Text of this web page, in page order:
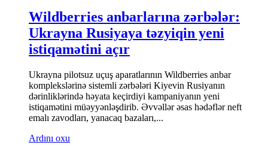
Wildberries anbarlarına zərbələr:
Ukrayna Rusiyaya təzyiqin yeni
istiqamətini açır
Ukrayna pilotsuz uçuş aparatlarının Wildberries anbar
komplekslərinə sistemli zərbələri Kiyevin Rusiyanın
dərinliklərində həyata keçirdiyi kampaniyanın yeni
istiqamətini müəyyənləşdirib. Əvvəllər əsas hədəflər neft
emalı zavodları, yanacaq bazaları,...
Ardını oxu